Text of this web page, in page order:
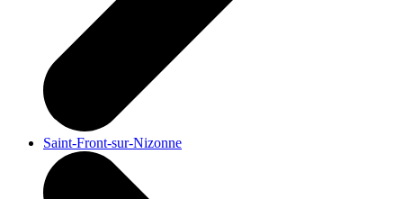
Saint-Front-sur-Nizonne